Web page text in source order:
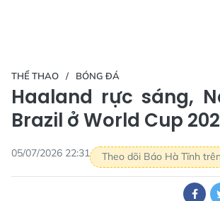
THỂ THAO BÓNG ĐÁ
Haaland rực sáng,
Brazil ở World Cup
05/07/2026 22:31 Theo dõi Báo Hà Tĩnh trên